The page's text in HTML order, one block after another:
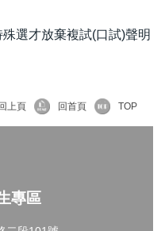
選才放棄複試(口試)聲明
回上頁 回首頁 TOP
專區